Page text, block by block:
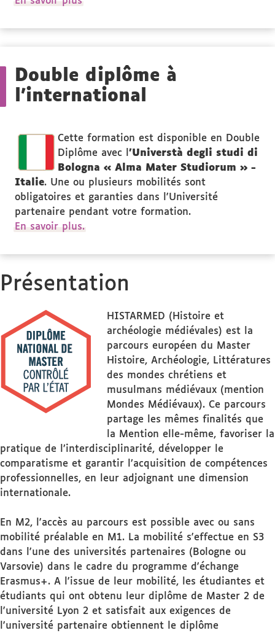
Double diplôme à
l'international
Cette formation est disponible en Double
Diplôme avec l 'Universtà degli studi di
Bologna « Alma Mater Studiorum » -
Italie. Une ou plusieurs mobilités sont
obligatoires et garanties dans l'Université
partenaire pendant votre formation.
En savoir plus.
Présentation
HISTARMED (Histoire et
archéologie médiévales) est la
parcours européen du Master
Histoire, Archéologie, Littératures
des mondes chrétiens et
musulmans médiévaux (mention
Mondes Médiévaux). Ce parcours
partage les mêmes finalités que
la Mention elle-même, favoriser la
pratique de l’interdisciplinarité, développer le
comparatisme et garantir l’acquisition de compétences
professionnelles, en leur adjoignant une dimension
internationale.
En M2, l'accès au parcours est possible avec ou sans
mobilité préalable en M1. La mobilité s'effectue en S3
dans l'une des universités partenaires (Bologne ou
Varsovie) dans le cadre du programme d'échange
Erasmus+. A l'issue de leur mobilité, les étudiantes et
étudiants qui ont obtenu leur diplôme de Master 2 de
l'université Lyon 2 et satisfait aux exigences de
l'université partenaire obtiennent le diplôme